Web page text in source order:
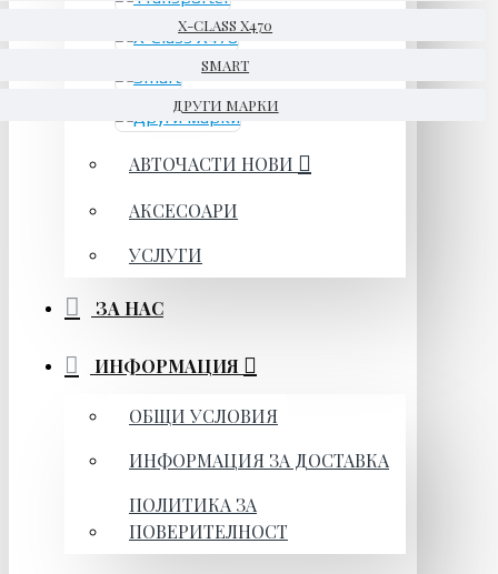
X-CLASS X470
SMART
ДРУГИ МАРКИ
АВТОЧАСТИ НОВИ
АКСЕСОАРИ
УСЛУГИ
ЗА НАС
ИНФОРМАЦИЯ
ОБЩИ УСЛОВИЯ
ИНФОРМАЦИЯ ЗА ДОСТАВКА
ПОЛИТИКА ЗА
ПОВЕРИТЕЛНОСТ